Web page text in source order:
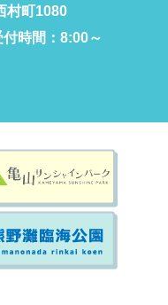
村町1080
時間：8:00～